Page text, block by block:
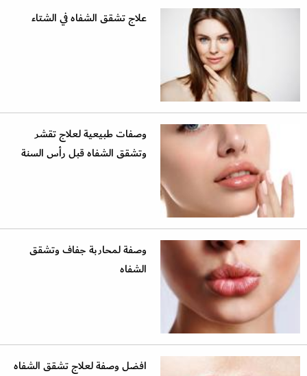
علاج تشقق الشفاه في الشتاء
وصفات طبيعية لعلاج تقشر
وتشقق الشفاه قبل رأس السنة
وصفة لمحاربة جفاف وتشقق
الشفاه
افضل وصفة لعلاج تشقق الشفاه